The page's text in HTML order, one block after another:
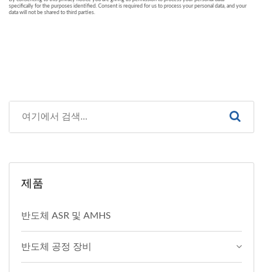
제품
반도체 ASR 및 AMHS
반도체 공정 장비